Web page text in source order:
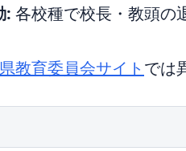
: 各校種で校長・教頭の
県教育委員会サイト では